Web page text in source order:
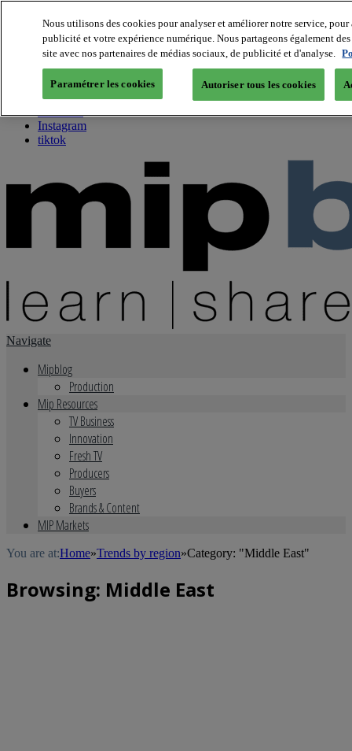
About us
Twitter
Facebook
Youtube
Instagram
tiktok
Navigate
Mipblog
Production
Mip Resources
TV Business
Innovation
Fresh TV
Producers
Buyers
Brands & Content
MIP Markets
You are at:Home»Trends by region»Category: "Middle East"
Browsing: Middle East
Nous utilisons des cookies pour analyser et améliorer notre service,
publicité et votre expérience numérique. Nous partageons également
site avec nos partenaires de médias sociaux, de publicité et d'analyse.
Paramétrer les cookies Autoriser tous les cookies